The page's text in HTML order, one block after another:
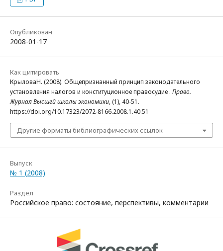
Опубликован
2008-01-17
Как цитировать
КрыловаН. (2008). Общепризнанный принцип законодательного
установления налогов и конституционное правосудие . Право.
Журнал Высшей школы экономики, (1), 40-51.
https://doi.org/10.17323/2072-8166.2008.1.40.51
Другие форматы библиографических ссылок
Выпуск
№ 1 (2008)
Раздел
Российское право: состояние, перспективы, комментарии